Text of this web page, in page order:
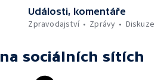
Události, komentáře
Zpravodajství
Zprávy Diskuze
na sociálních sítích